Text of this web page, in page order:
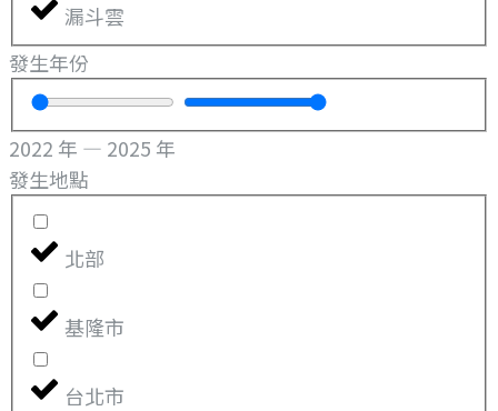
漏斗雲
發生年份
2022 年 — 2025 年
發生地點
北部
基隆市
台北市